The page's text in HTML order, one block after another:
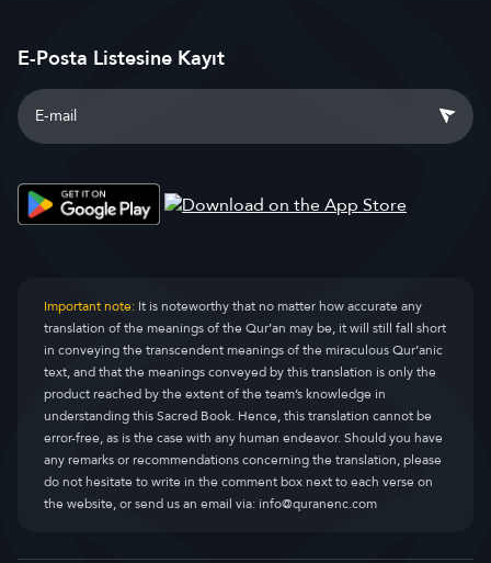
E-Posta Listesine Kayıt
Important note:It is noteworthy that no matter how accurate any
translation of the meanings of the Qur’an may be, it will still fall short
in conveying the transcendent meanings of the miraculous Qur’anic
text, and that the meanings conveyed by this translation is only the
product reached by the extent of the team’s knowledge in
understanding this Sacred Book. Hence, this translation cannot be
error-free, as is the case with any human endeavor. Should you have
any remarks or recommendations concerning the translation, please
do not hesitate to write in the comment box next to each verse on
the website, or send us an email via:info@quranenc.com